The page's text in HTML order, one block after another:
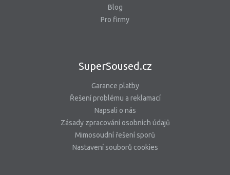
Blog
Pro firmy
SuperSoused.cz
Garance platby
Řešení problému a reklamací
Napsali o nás
Zásady zpracování osobních údajů
Mimosoudní řešení sporů
Nastavení souborů cookies